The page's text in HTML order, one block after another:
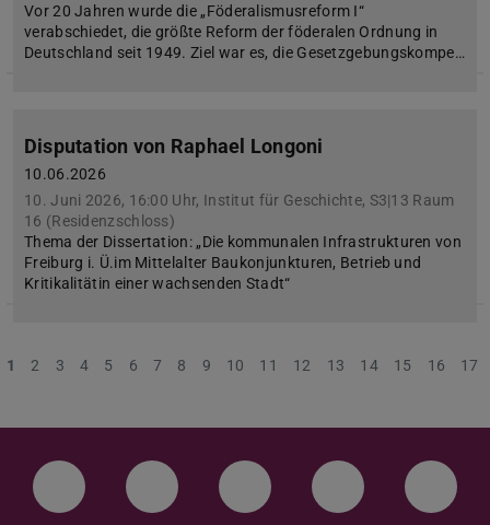
Vor 20 Jahren wurde die „Föderalismusreform I“
verabschiedet, die größte Reform der föderalen Ordnung in
Deutschland seit 1949. Ziel war es, die Gesetzgebungskompe…
Disputation von Raphael Longoni
10.06.2026
10. Juni 2026, 16:00 Uhr, Institut für Geschichte, S3|13 Raum
16 (Residenzschloss)
Thema der Dissertation: „Die kommunalen Infrastrukturen von
Freiburg i. Ü.im Mittelalter Baukonjunkturen, Betrieb und
Kritikalitätin einer wachsenden Stadt“
1 2 3 4 5 6 7 8 9 10 11 12 13 14 15 16 17
LinkedIn-Seite der TU Darmstadt
Instagram-Kanal der TU
Bluesky-Kanal der TU
Facebook-